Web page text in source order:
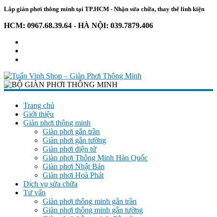
Lắp giàn phơi thông minh tại TP.HCM - Nhận sửa chữa, thay thế linh kiện
HCM: 0967.68.39.64 - HÀ NỘI: 039.7879.406
Tuấn
Vinh
Shop
Chuyên
giàn
Trang chủ
Giới thiệu
Giàn phơi thông minh
Giàn phơi gắn trần
Giàn phơi gắn tường
Giàn phơi điện tử
Giàn phơi Thông Minh Hàn Quốc
Giàn phơi Nhật Bản
Giàn phơi Hoà Phát
Dịch vụ sửa chữa
Tư vấn
Giàn phơi thông minh gắn trần
Giàn phơi thông minh gắn tường